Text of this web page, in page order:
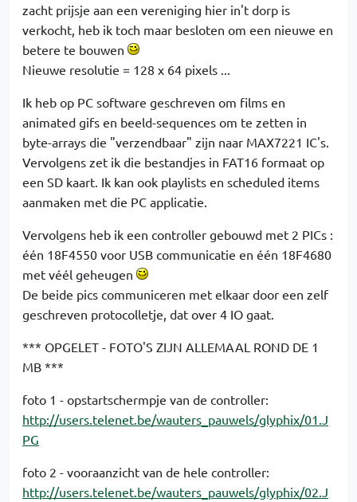
zacht prijsje aan een vereniging hier in't dorp is
verkocht, heb ik toch maar besloten om een nieuwe en
betere te bouwen
Nieuwe resolutie = 128 x 64 pixels ...
Ik heb op PC software geschreven om films en
animated gifs en beeld-sequences om te zetten in
byte-arrays die "verzendbaar" zijn naar MAX7221 IC's.
Vervolgens zet ik die bestandjes in FAT16 formaat op
een SD kaart. Ik kan ook playlists en scheduled items
aanmaken met die PC applicatie.
Vervolgens heb ik een controller gebouwd met 2 PICs :
één 18F4550 voor USB communicatie en één 18F4680
met véél geheugen
De beide pics communiceren met elkaar door een zelf
geschreven protocolletje, dat over 4 IO gaat.
*** OPGELET - FOTO'S ZIJN ALLEMAAL ROND DE 1
MB ***
foto 1 - opstartschermpje van de controller:
http://users.telenet.be/wauters_pauwels/glyphix/01.J
PG
foto 2 - vooraanzicht van de hele controller:
http://users.telenet.be/wauters_pauwels/glyphix/02.J